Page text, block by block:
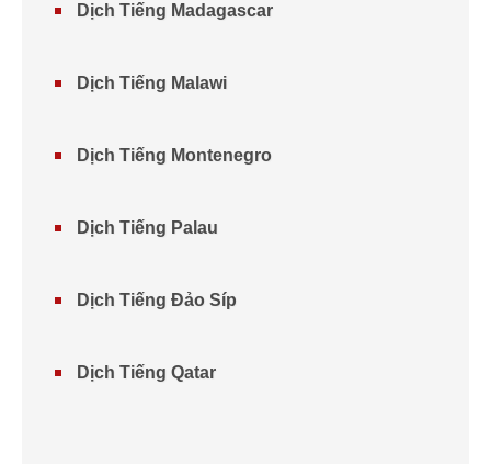
Dịch Tiếng Madagascar
Dịch Tiếng Malawi
Dịch Tiếng Montenegro
Dịch Tiếng Palau
Dịch Tiếng Đảo Síp
Dịch Tiếng Qatar